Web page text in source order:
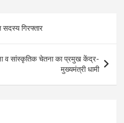
सदस्य गिरफ्तार
व सांस्कृतिक चेतना का प्रमुख केंद्र-
मुख्यमंत्री धामी